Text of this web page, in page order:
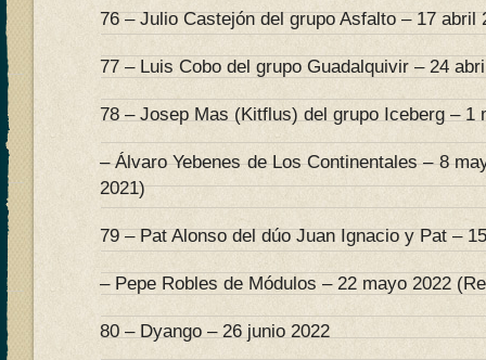
76 – Julio Castejón del grupo Asfalto – 17 abril
77 – Luis Cobo del grupo Guadalquivir – 24
78 – Josep Mas (Kitflus) del grupo Iceberg – 1
– Álvaro Yebenes de Los Continentales – 8
2021)
79 – Pat Alonso del dúo Juan Ignacio y Pat –
– Pepe Robles de Módulos – 22 mayo 2022
80 – Dyango – 26 junio 2022